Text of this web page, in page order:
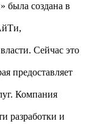
была создана в
Сейчас это
предоставляет
Компания
разработки и